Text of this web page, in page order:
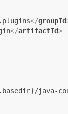
</groupId
</artifactId>